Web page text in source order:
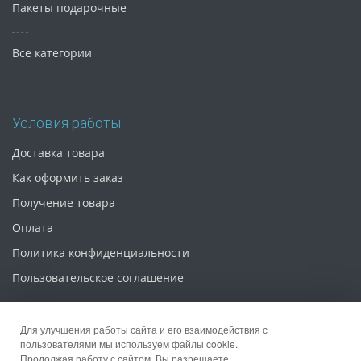
Пакеты подарочные
Все категории
Условия работы
Доставка товара
Как оформить заказ
Получение товара
Оплата
Политика конфиденциальности
Пользовательское соглашение
Для улучшения работы сайта и его взаимодействия с
пользователями мы используем файлы cookie.
Продолжая работу с сайтом, Вы разрешаете